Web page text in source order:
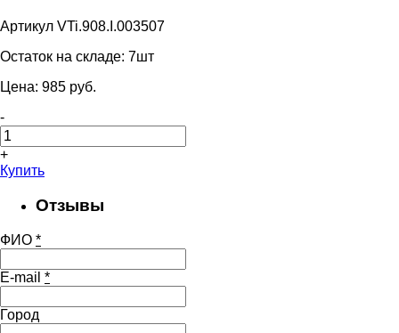
Артикул VTi.908.I.003507
Остаток на складе: 7шт
Цена: 985 pуб.
-
+
Купить
Отзывы
ФИО *
E-mail *
Город